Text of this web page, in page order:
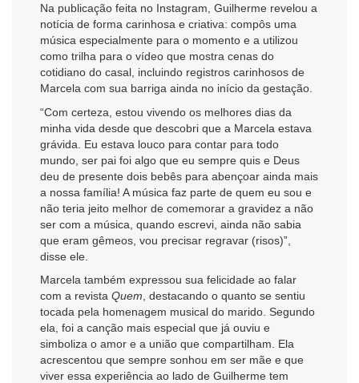
Na publicação feita no Instagram, Guilherme revelou a
notícia de forma carinhosa e criativa: compôs uma
música especialmente para o momento e a utilizou
como trilha para o vídeo que mostra cenas do
cotidiano do casal, incluindo registros carinhosos de
Marcela com sua barriga ainda no início da gestação.
“Com certeza, estou vivendo os melhores dias da
minha vida desde que descobri que a Marcela estava
grávida. Eu estava louco para contar para todo
mundo, ser pai foi algo que eu sempre quis e Deus
deu de presente dois bebês para abençoar ainda mais
a nossa família! A música faz parte de quem eu sou e
não teria jeito melhor de comemorar a gravidez a não
ser com a música, quando escrevi, ainda não sabia
que eram gêmeos, vou precisar regravar (risos)”,
disse ele.
Marcela também expressou sua felicidade ao falar
com a revista Quem , destacando o quanto se sentiu
tocada pela homenagem musical do marido. Segundo
ela, foi a canção mais especial que já ouviu e
simboliza o amor e a união que compartilham. Ela
acrescentou que sempre sonhou em ser mãe e que
viver essa experiência ao lado de Guilherme tem